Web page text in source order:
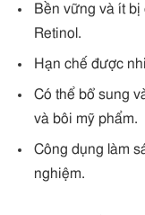
Bền vững và ít bị
Retinol.
Hạn chế được
Có thể bổ sung
và bôi mỹ phẩm.
Công dụng làm
nghiệm.